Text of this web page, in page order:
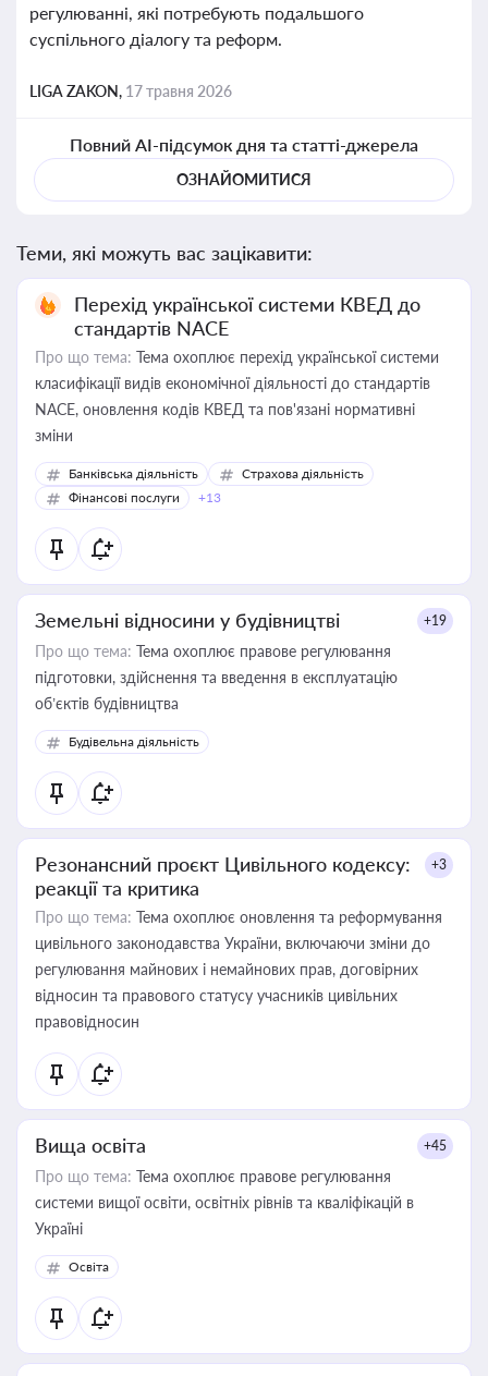
регулюванні, які потребують подальшого
суспільного діалогу та реформ.
LIGA ZAKON, 17 травня 2026
Повний AI-підсумок дня та статті-джерела
ОЗНАЙОМИТИСЯ
Теми, які можуть вас зацікавити:
Перехід української системи КВЕД до
стандартів NACE
Про що тема: Тема охоплює перехід української системи
класифікації видів економічної діяльності до стандартів
NACE, оновлення кодів КВЕД та пов'язані нормативні
зміни
Банківська діяльність
Страхова діяльність
Фінансові послуги
+13
Земельні відносини у будівництві +19
Про що тема: Тема охоплює правове регулювання
підготовки, здійснення та введення в експлуатацію
об’єктів будівництва
Будівельна діяльність
Резонансний проєкт Цивільного кодексу:
реакції та критика
+3
Про що тема: Тема охоплює оновлення та реформування
цивільного законодавства України, включаючи зміни до
регулювання майнових і немайнових прав, договірних
відносин та правового статусу учасників цивільних
правовідносин
Вища освіта +45
Про що тема: Тема охоплює правове регулювання
системи вищої освіти, освітніх рівнів та кваліфікацій в
Україні
Освіта